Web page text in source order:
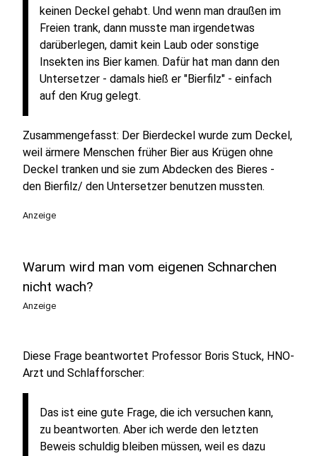
keinen Deckel gehabt. Und wenn man draußen im
Freien trank, dann musste man irgendetwas
darüberlegen, damit kein Laub oder sonstige
Insekten ins Bier kamen. Dafür hat man dann den
Untersetzer - damals hieß er "Bierfilz" - einfach
auf den Krug gelegt.
Zusammengefasst: Der Bierdeckel wurde zum Deckel,
weil ärmere Menschen früher Bier aus Krügen ohne
Deckel tranken und sie zum Abdecken des Bieres -
den Bierfilz/ den Untersetzer benutzen mussten.
Anzeige
Warum wird man vom eigenen Schnarchen
nicht wach?
Anzeige
Diese Frage beantwortet Professor Boris Stuck, HNO-
Arzt und Schlafforscher:
Das ist eine gute Frage, die ich versuchen kann,
zu beantworten. Aber ich werde den letzten
Beweis schuldig bleiben müssen, weil es dazu